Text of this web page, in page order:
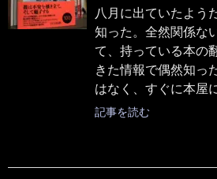
八月に出ていたよう
知った。全然関係な
て、持っている本の
きた情報で偶然知っ
はなく、すぐに本屋
記事を読む